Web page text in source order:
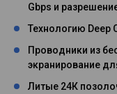
Gbps и
Технологию Deep
Проводники из
экранирование
Литые 24К